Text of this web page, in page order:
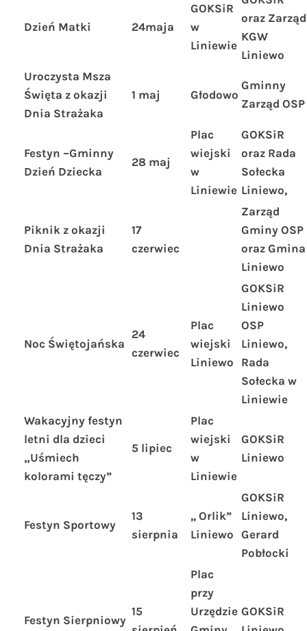
Dzień Matki 24maja
GOKSiR
w
Liniewie
oraz Zarząd
KGW
Liniewo
Uroczysta Msza
Święta z okazji
Dnia Strażaka
1 maj Głodowo
Gminny
Zarząd OSP
Festyn –Gminny
Dzień Dziecka
28 maj
Plac
wiejski
w
Liniewie
GOKSiR
oraz Rada
Sołecka
Liniewo,
Piknik z okazji
Dnia Strażaka
17
czerwiec
Zarząd
Gminy OSP
oraz Gmina
Liniewo
Noc Świętojańska
24
czerwiec
Plac
wiejski
Liniewo
GOKSiR
Liniewo
OSP
Liniewo,
Rada
Sołecka w
Liniewie
Wakacyjny festyn
letni dla dzieci
„Uśmiech
kolorami tęczy”
5 lipiec
Plac
wiejski
w
Liniewie
GOKSiR
Liniewo
Festyn Sportowy
13
sierpnia
,, Orlik”
Liniewo
GOKSiR
Liniewo,
Gerard
Pobłocki
Festyn Sierpniowy
15
Plac
przy
Urzędzie GOKSiR